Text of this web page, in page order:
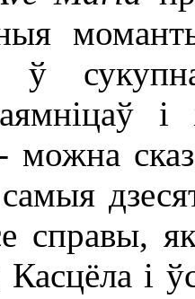
ў
можна
справы,
і